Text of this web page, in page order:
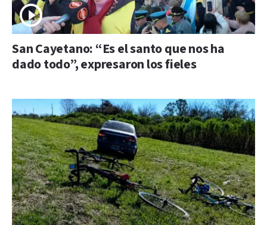
San Cayetano: “Es el santo que nos ha
dado todo”, expresaron los fieles